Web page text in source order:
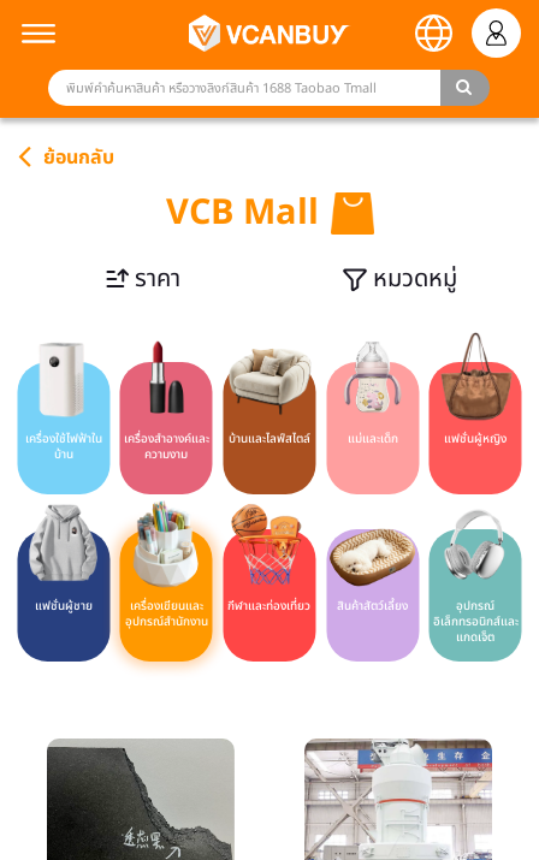
ย้อนกลับ
VCB Mall
ราคา หมวดหมู่
เครื่องใช้ไฟฟ้าใน
บ้าน
เครื่องสำอางค์และ
ความงาม
บ้านและไลฟ์สไตล์ แม่และเด็ก แฟชั่นผู้หญิง
แฟชั่นผู้ชาย
เครื่องเขียนและ
อุปกรณ์สำนักงาน
กีฬาและท่องเที่ยว สินค้าสัตว์เลี้ยง
อุปกรณ์
อิเล็กทรอนิกส์และ
แกดเจ็ต